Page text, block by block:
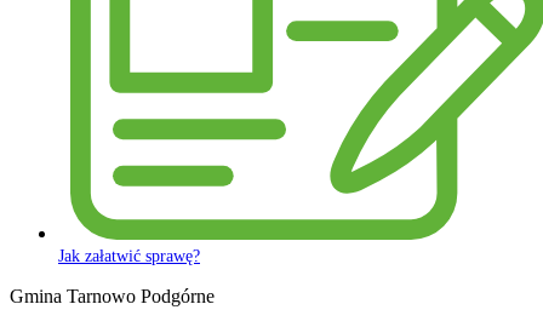
Jak załatwić sprawę?
Gmina Tarnowo Podgórne